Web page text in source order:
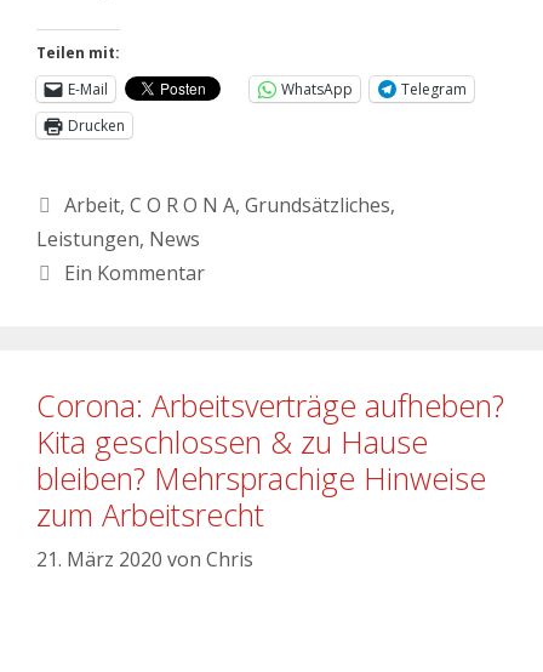
Teilen mit:
E-Mail
WhatsApp
Telegram
Drucken
Arbeit, C O R O N A, Grundsätzliches,
Leistungen, News
Ein Kommentar
Corona: Arbeitsverträge aufheben?
Kita geschlossen & zu Hause
bleiben? Mehrsprachige Hinweise
zum Arbeitsrecht
21. März 2020 von Chris